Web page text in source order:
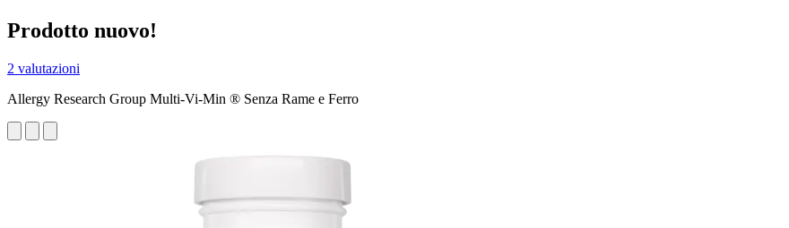
Prodotto nuovo!
2 valutazioni
Allergy Research Group Multi-Vi-Min ® Senza Rame e Ferro